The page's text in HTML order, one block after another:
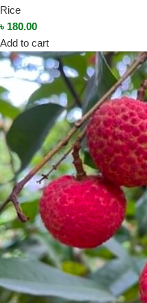
Rice
৳ 180.00
Add to cart